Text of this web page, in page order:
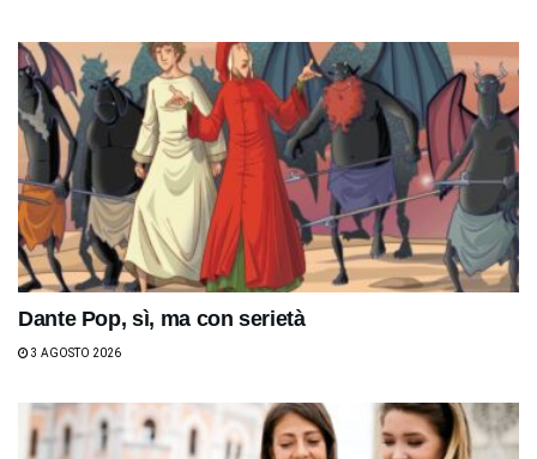
Dante Pop, sì, ma con serietà
3 AGOSTO 2026